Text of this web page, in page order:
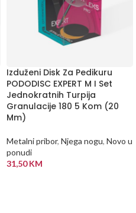
Izduženi Disk Za Pedikuru
PODODISC EXPERT M I Set
Jednokratnih Turpija
Granulacije 180 5 Kom (20
Mm)
Metalni pribor, Njega nogu, Novo u
ponudi
31,50KM